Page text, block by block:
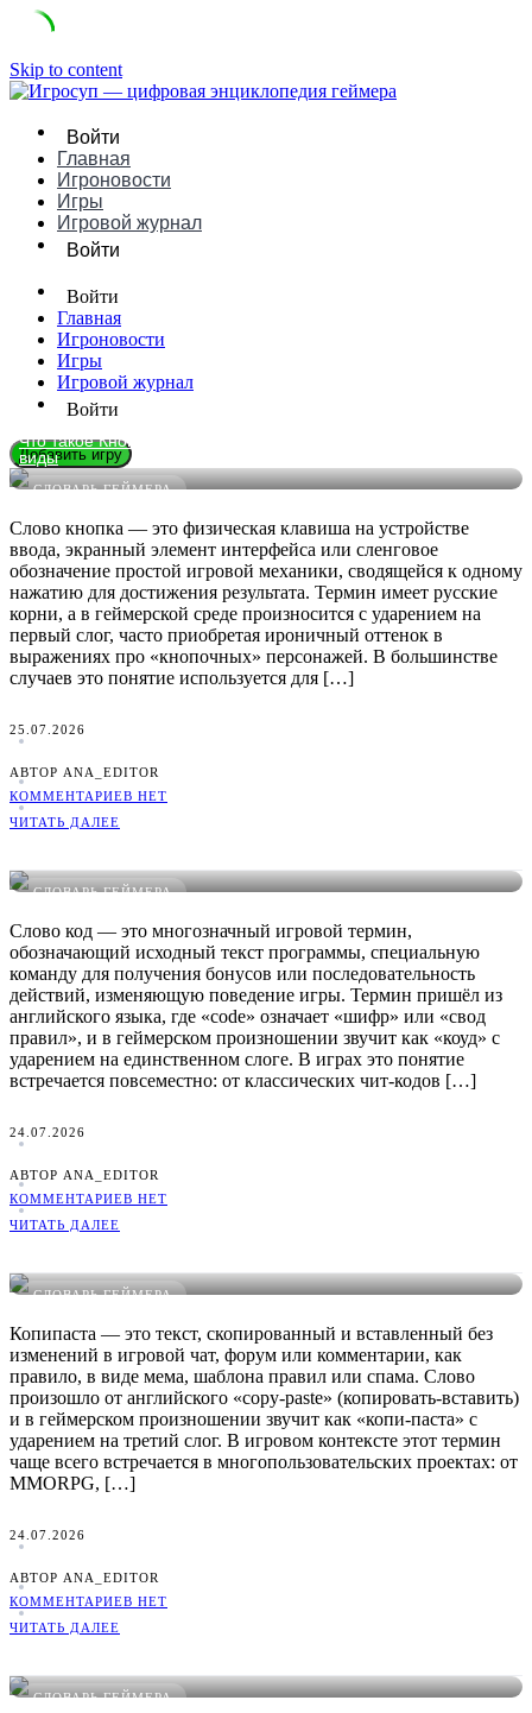
Skip to content
Войти
Главная
Игроновости
Игры
Игровой журнал
Войти
Войти
Главная
Игроновости
Игры
Игровой журнал
Войти
Добавить игру
СЛОВАРЬ ГЕЙМЕРА
Что такое Кнопка в играх: понятное определение, примеры и
виды
Слово кнопка — это физическая клавиша на устройстве
ввода, экранный элемент интерфейса или сленговое
обозначение простой игровой механики, сводящейся к одному
нажатию для достижения результата. Термин имеет русские
корни, а в геймерской среде произносится с ударением на
первый слог, часто приобретая ироничный оттенок в
выражениях про «кнопочных» персонажей. В большинстве
случаев это понятие используется для […]
25.07.2026
АВТОР ANA_EDITOR
КОММЕНТАРИЕВ НЕТ
ЧИТАТЬ ДАЛЕЕ
СЛОВАРЬ ГЕЙМЕРА
Слово код — это многозначный игровой термин,
обозначающий исходный текст программы, специальную
команду для получения бонусов или последовательность
действий, изменяющую поведение игры. Термин пришёл из
английского языка, где «code» означает «шифр» или «свод
правил», и в геймерском произношении звучит как «коуд» с
ударением на единственном слоге. В играх это понятие
встречается повсеместно: от классических чит-кодов […]
24.07.2026
АВТОР ANA_EDITOR
КОММЕНТАРИЕВ НЕТ
ЧИТАТЬ ДАЛЕЕ
СЛОВАРЬ ГЕЙМЕРА
Копипаста — это текст, скопированный и вставленный без
изменений в игровой чат, форум или комментарии, как
правило, в виде мема, шаблона правил или спама. Слово
произошло от английского «copy-paste» (копировать-вставить)
и в геймерском произношении звучит как «копи-паста» с
ударением на третий слог. В игровом контексте этот термин
чаще всего встречается в многопользовательских проектах: от
MMORPG, […]
24.07.2026
АВТОР ANA_EDITOR
КОММЕНТАРИЕВ НЕТ
ЧИТАТЬ ДАЛЕЕ
СЛОВАРЬ ГЕЙМЕРА